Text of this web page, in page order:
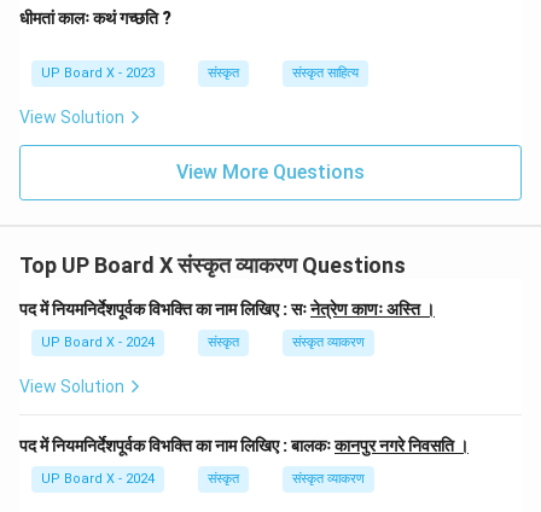
धीमतां कालः कथं गच्छति ?
UP Board X - 2023 संस्कृत संस्कृत साहित्य
View Solution
View More Questions
Top UP Board X संस्कृत व्याकरण Questions
पद में नियमनिर्देशपूर्वक विभक्ति का नाम लिखिए : सःनेत्रेण काणः अस्ति ।
UP Board X - 2024 संस्कृत संस्कृत व्याकरण
View Solution
पद में नियमनिर्देशपूर्वक विभक्ति का नाम लिखिए : बालकःकानपुर नगरे निवसति ।
UP Board X - 2024 संस्कृत संस्कृत व्याकरण